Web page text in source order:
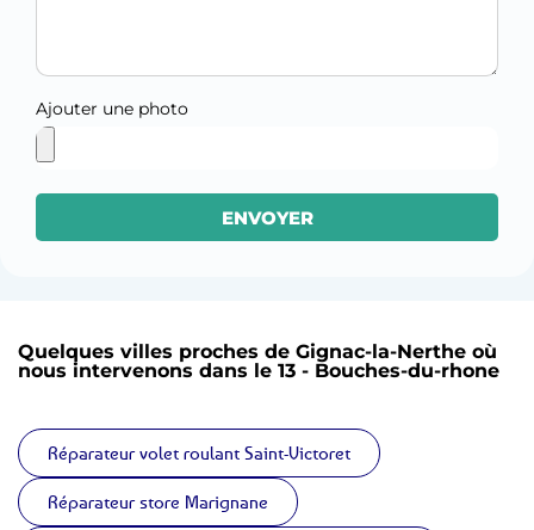
Ajouter une photo
ENVOYER
Quelques villes proches de Gignac-la-Nerthe où
nous intervenons dans le 13 - Bouches-du-rhone
Réparateur volet roulant Saint-Victoret
Réparateur store Marignane